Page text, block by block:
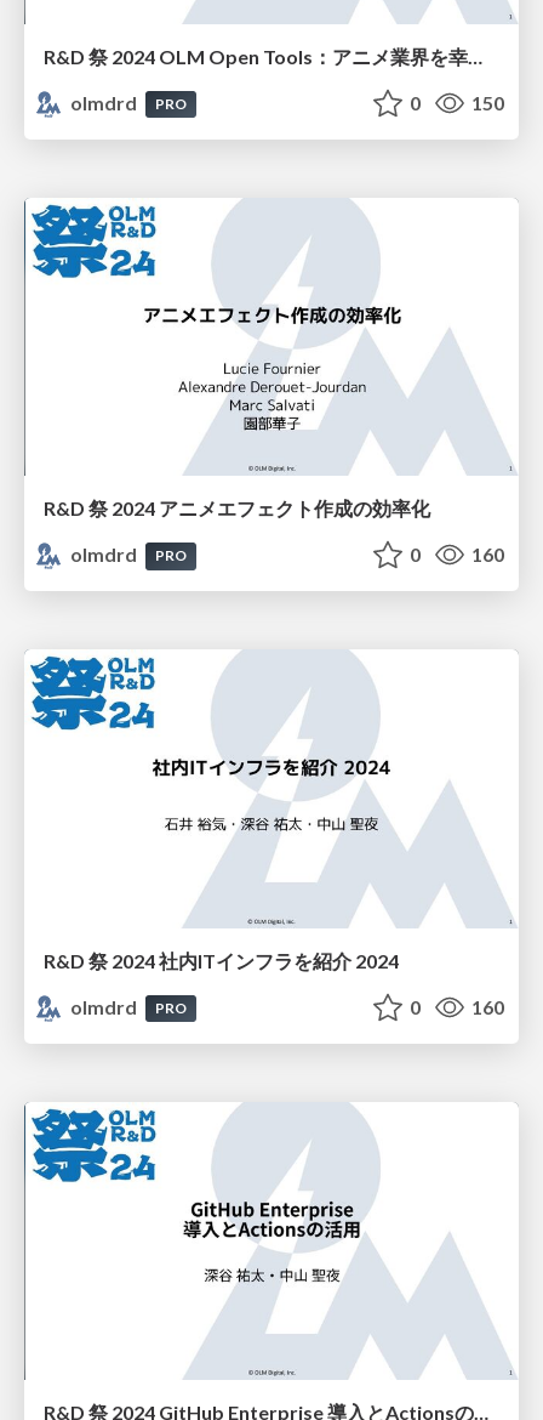
R&D 祭 2024 OLM Open Tools：アニメ業界を幸せに
olmdrd
PRO 0 150
R&D 祭 2024 アニメエフェクト作成の効率化
olmdrd
PRO 0 160
R&D 祭 2024 社内ITインフラを紹介 2024
olmdrd
PRO 0 160
R&D 祭 2024 GitHub Enterprise 導入とActionsの活用